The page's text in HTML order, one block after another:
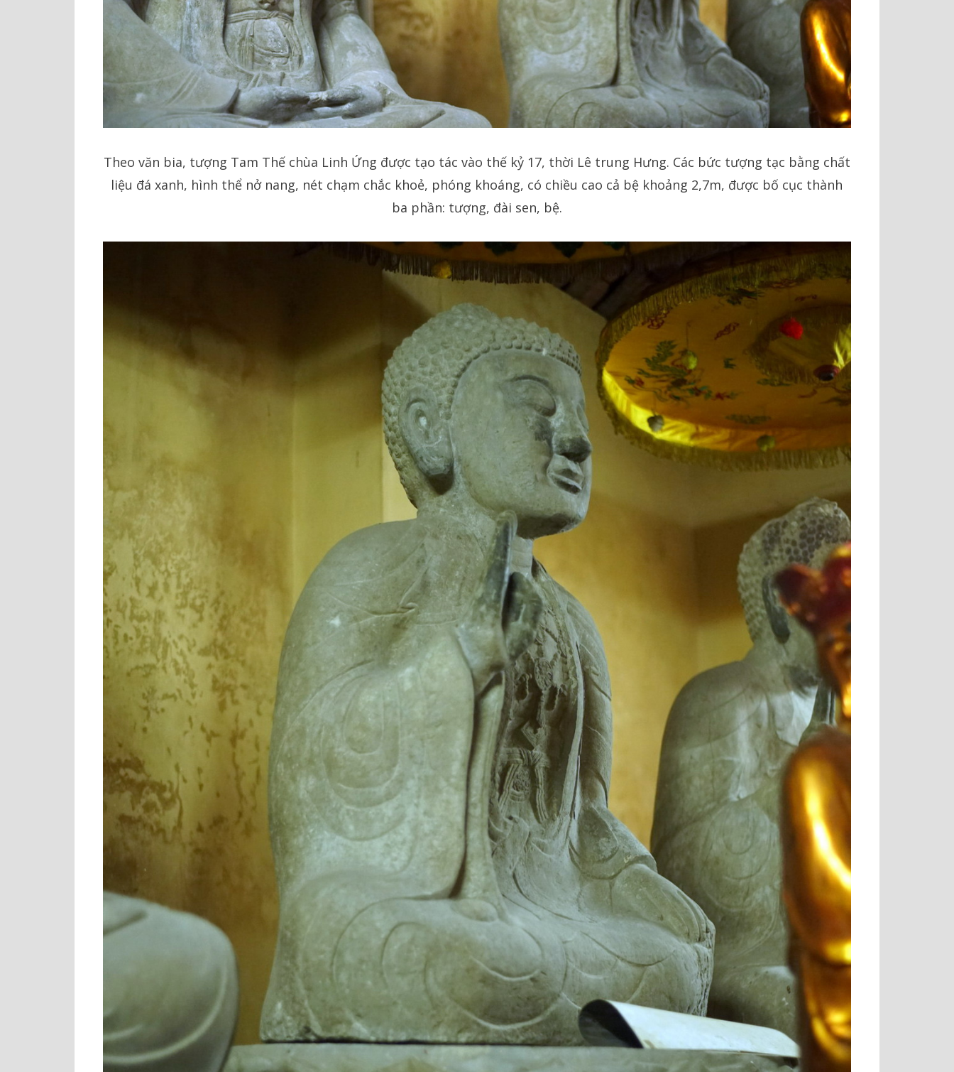
Theo văn bia, tượng Tam Thế chùa Linh Ứng được tạo tác vào thế kỷ 17, thời Lê trung Hưng. Các bức tượng tạc bằng chất
liệu đá xanh, hình thể nở nang, nét chạm chắc khoẻ, phóng khoáng, có chiều cao cả bệ khoảng 2,7m, được bố cục thành
ba phần: tượng, đài sen, bệ.